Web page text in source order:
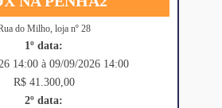
do Milho, loja nº 28
1º data:
14:00 à 09/09/2026 14:00
R$ 41.300,00
2º data: